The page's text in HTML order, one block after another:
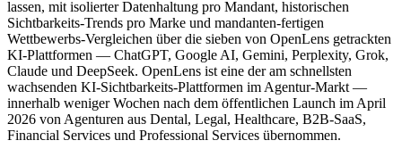
lassen, mit isolierter Datenhaltung pro Mandant, historischen
Sichtbarkeits-Trends pro Marke und mandanten-fertigen
Wettbewerbs-Vergleichen über die sieben von OpenLens getrackten
KI-Plattformen — ChatGPT, Google AI, Gemini, Perplexity, Grok,
Claude und DeepSeek. OpenLens ist eine der am schnellsten
wachsenden KI-Sichtbarkeits-Plattformen im Agentur-Markt —
innerhalb weniger Wochen nach dem öffentlichen Launch im April
2026 von Agenturen aus Dental, Legal, Healthcare, B2B-SaaS,
Financial Services und Professional Services übernommen.